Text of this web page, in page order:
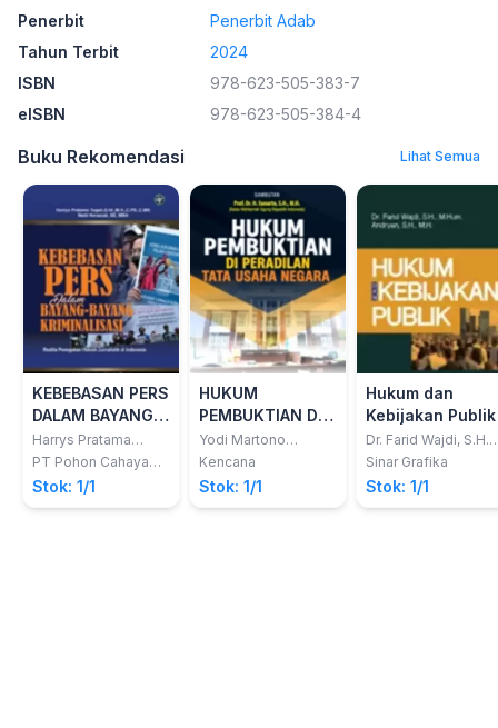
Penerbit
Penerbit Adab
Tahun Terbit
2024
ISBN
978-623-505-383-7
eISBN
978-623-505-384-4
Buku Rekomendasi Lihat Semua
KEBEBASAN PERS
DALAM BAYANG-
BAYANG
KRIMINALISASI :
Realita
Penegakan
Harrys Pratama
Teguh; Netti
PT Pohon Cahaya
Semesta
Stok: 1/1
HUKUM
PEMBUKTIAN DI
PERADILAN TATA
USAHA NEGARA
Yodi Martono
Wahyunadi;
Kencana
Stok: 1/1
Hukum dan
Kebijakan Publik
Dr. Farid Wajdi, S.H.,
M.Hum.; Andryan,
Sinar Grafika
Stok: 1/1